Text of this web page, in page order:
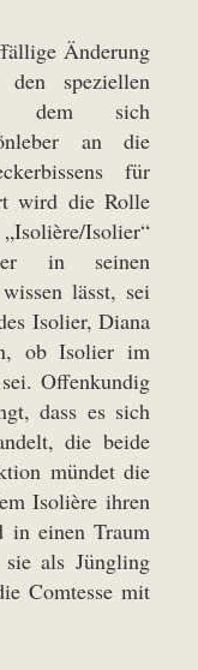
Änderung
speziellen
dem sich
an die
für
wird die Rolle
Isolier“
in seinen
lässt, sei
Isolier, Diana
ob Isolier im
Offenkundig
dass es sich
die beide
mündet die
Isolière ihren
in einen Traum
als Jüngling
Comtesse mit